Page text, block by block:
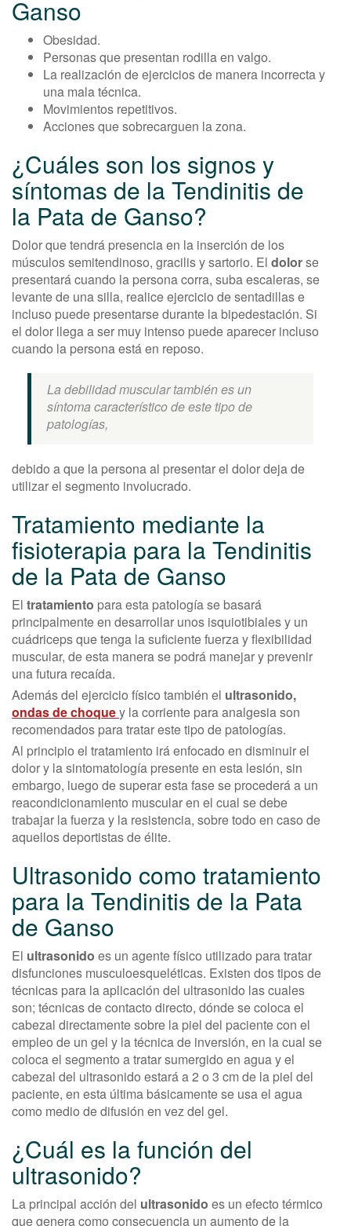
Ganso
Obesidad.
Personas que presentan rodilla en valgo.
La realización de ejercicios de manera incorrecta y
una mala técnica.
Movimientos repetitivos.
Acciones que sobrecarguen la zona.
¿Cuáles son los signos y
síntomas de la Tendinitis de
la Pata de Ganso?
Dolor que tendrá presencia en la inserción de los
músculos semitendinoso, gracilis y sartorio. El dolorse
presentará cuando la persona corra, suba escaleras, se
levante de una silla, realice ejercicio de sentadillas e
incluso puede presentarse durante la bipedestación. Si
el dolor llega a ser muy intenso puede aparecer incluso
cuando la persona está en reposo.
La debilidad muscular también es un
síntoma característico de este tipo de
patologías,
debido a que la persona al presentar el dolor deja de
utilizar el segmento involucrado.
Tratamiento mediante la
fisioterapia para la Tendinitis
de la Pata de Ganso
El tratamiento para esta patología se basará
principalmente en desarrollar unos isquiotibiales y un
cuádriceps que tenga la suficiente fuerza y flexibilidad
muscular, de esta manera se podrá manejar y prevenir
una futura recaída.
Además del ejercicio físico también el ultrasonido,
ondas de choquey la corriente para analgesia son
recomendados para tratar este tipo de patologías.
Al principio el tratamiento irá enfocado en disminuir el
dolor y la sintomatología presente en esta lesión, sin
embargo, luego de superar esta fase se procederá a un
reacondicionamiento muscular en el cual se debe
trabajar la fuerza y la resistencia, sobre todo en caso de
aquellos deportistas de élite.
Ultrasonido como tratamiento
para la Tendinitis de la Pata
de Ganso
El ultrasonido es un agente físico utilizado para tratar
disfunciones musculoesqueléticas. Existen dos tipos de
técnicas para la aplicación del ultrasonido las cuales
son; técnicas de contacto directo, dónde se coloca el
cabezal directamente sobre la piel del paciente con el
empleo de un gel y la técnica de inversión, en la cual se
coloca el segmento a tratar sumergido en agua y el
cabezal del ultrasonido estará a 2 o 3 cm de la piel del
paciente, en esta última básicamente se usa el agua
como medio de difusión en vez del gel.
¿Cuál es la función del
ultrasonido?
La principal acción del ultrasonido es un efecto térmico
que genera como consecuencia un aumento de la